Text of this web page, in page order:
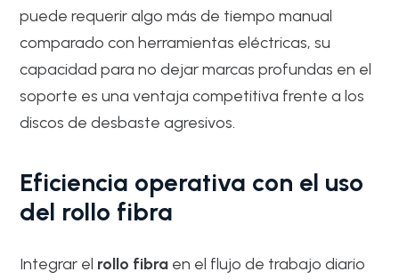
puede requerir algo más de tiempo manual
comparado con herramientas eléctricas, su
capacidad para no dejar marcas profundas en el
soporte es una ventaja competitiva frente a los
discos de desbaste agresivos.
Eficiencia operativa con el uso
del rollo fibra
Integrar el rollo fibra en el flujo de trabajo diario